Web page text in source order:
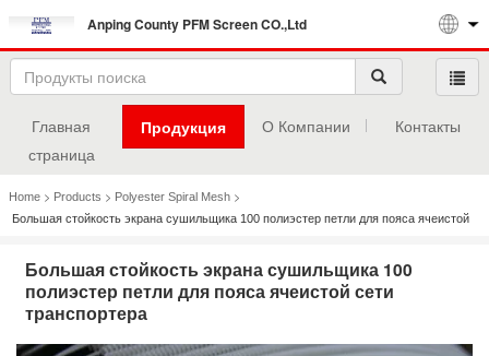
Anping County PFM Screen CO.,Ltd
Главная
страница
Продукция О Компании Контакты
Home > Products > Polyester Spiral Mesh >
Большая стойкость экрана сушильщика 100 полиэстер петли для пояса ячеистой
Большая стойкость экрана сушильщика 100
полиэстер петли для пояса ячеистой сети
транспортера